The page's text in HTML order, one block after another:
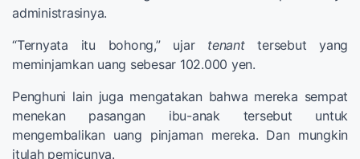
administrasinya.
“Ternyata itu bohong,” ujartenanttersebut yang
meminjamkan uang sebesar 102.000 yen.
Penghuni lain juga mengatakan bahwa mereka sempat
menekan pasangan ibu-anak tersebut untuk
mengembalikan uang pinjaman mereka. Dan mungkin
itulah pemicunya.